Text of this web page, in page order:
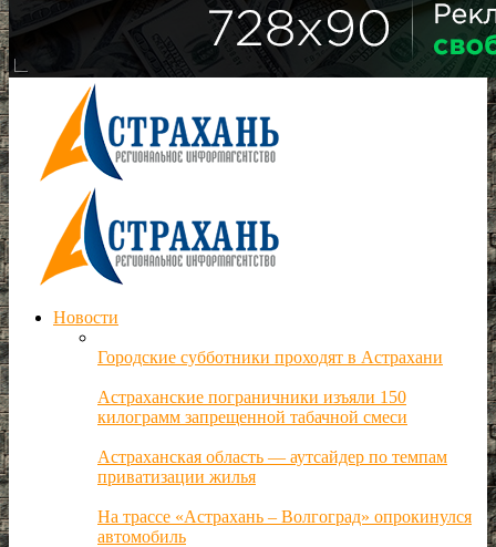
Новости
Городские субботники проходят в Астрахани
Астраханские пограничники изъяли 150
килограмм запрещенной табачной смеси
Астраханская область — аутсайдер по темпам
приватизации жилья
На трассе «Астрахань – Волгоград» опрокинулся
автомобиль